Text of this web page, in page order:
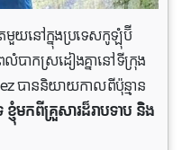
មួយនៅក្នុងប្រទេសកូឡុំប៊ី
បាកស្រដៀងគ្នានៅទីក្រុង
បាននិយាយកាលពីប៉ុន្មាន
ខ្ញុំមកពីគ្រួសារដ៏រាបទាប និង